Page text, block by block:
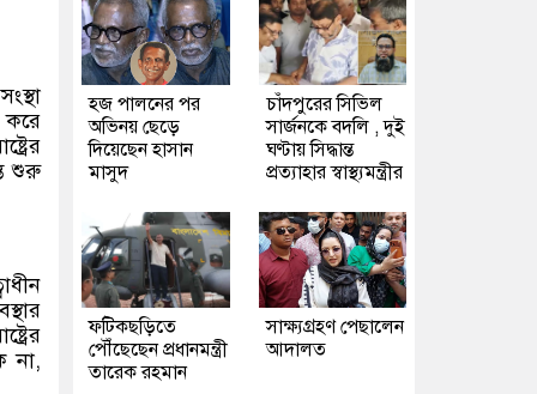
করে
শুরু
না,
হজ পালনের পর
অভিনয় ছেড়ে
দিয়েছেন হাসান
মাসুদ
চাঁদপুরের সিভিল
সার্জনকে বদলি , দুই
ঘণ্টায় সিদ্ধান্ত
প্রত্যাহার স্বাস্থ্যমন্ত্রীর
ফটিকছড়িতে
পৌঁছেছেন প্রধানমন্ত্রী
তারেক রহমান
সাক্ষ্যগ্রহণ পেছালেন
আদালত